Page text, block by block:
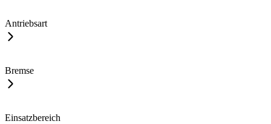
Antriebsart
Bremse
Einsatzbereich